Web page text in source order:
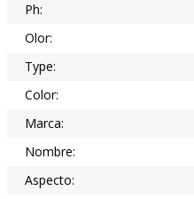
Ph:
Olor:
Type:
Color:
Marca:
Nombre:
Aspecto: